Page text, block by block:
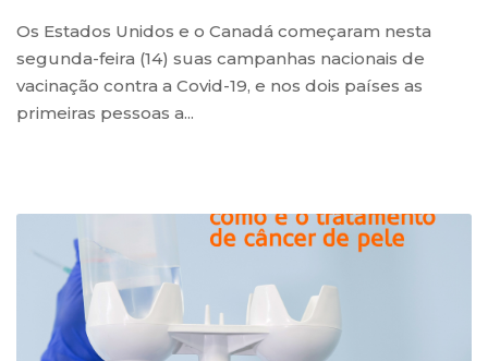
Os Estados Unidos e o Canadá começaram nesta
segunda-feira (14) suas campanhas nacionais de
vacinação contra a Covid-19, e nos dois países as
primeiras pessoas a...